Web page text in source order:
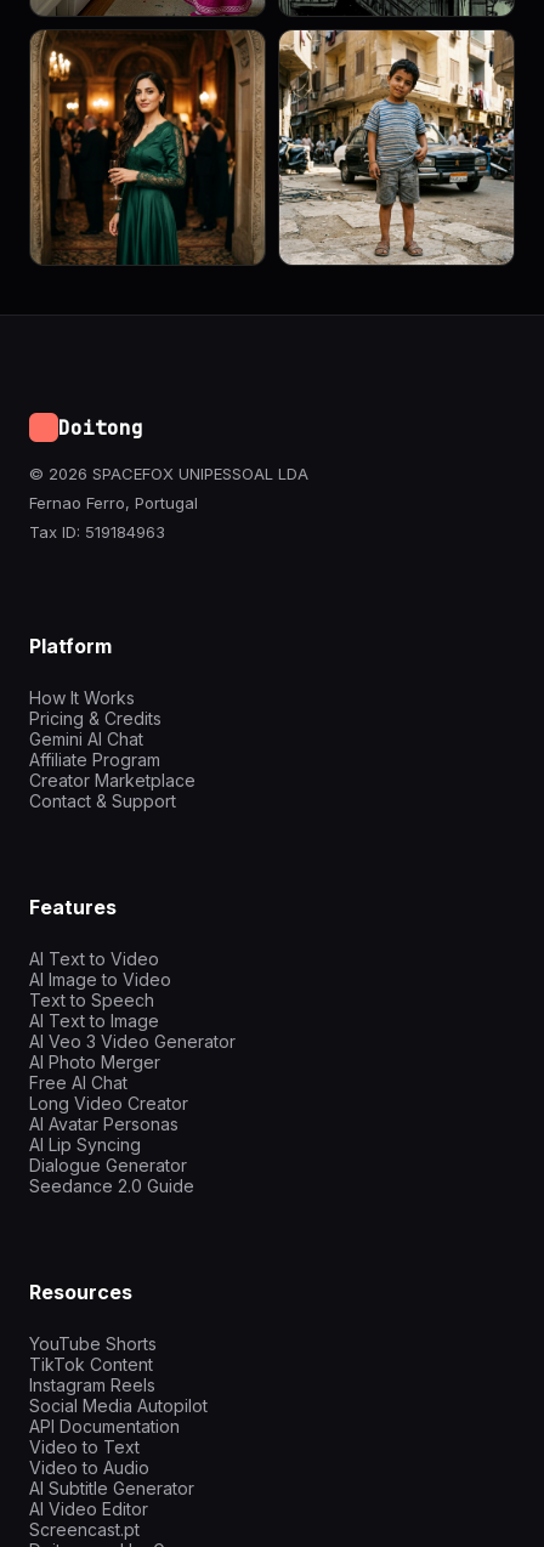
Doitong
© 2026 SPACEFOX UNIPESSOAL LDA
Fernao Ferro, Portugal
Tax ID: 519184963
Platform
How It Works
Pricing & Credits
Gemini AI Chat
Affiliate Program
Creator Marketplace
Contact & Support
Features
AI Text to Video
AI Image to Video
Text to Speech
AI Text to Image
AI Veo 3 Video Generator
AI Photo Merger
Free AI Chat
Long Video Creator
AI Avatar Personas
AI Lip Syncing
Dialogue Generator
Seedance 2.0 Guide
Resources
YouTube Shorts
TikTok Content
Instagram Reels
Social Media Autopilot
API Documentation
Video to Text
Video to Audio
AI Subtitle Generator
AI Video Editor
Screencast.pt